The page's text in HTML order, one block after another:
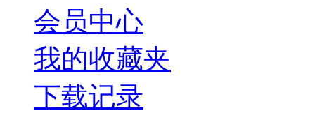
会员中心
我的收藏夹
下载记录